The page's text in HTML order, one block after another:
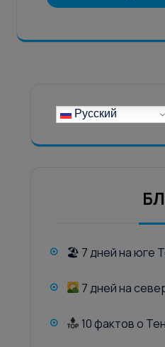
Русский
🏖 7 дней на юге
7 дней на
10 фактов о